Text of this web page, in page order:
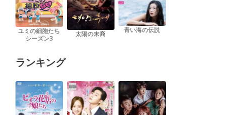
ユミの細胞たち
シーズン3
太陽の末裔 青い海の伝説
ランキング